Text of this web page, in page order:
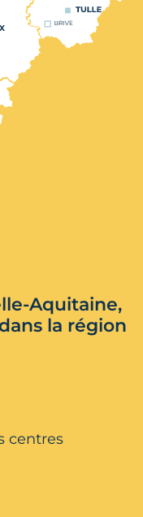
Aquitaine,
la région
centres